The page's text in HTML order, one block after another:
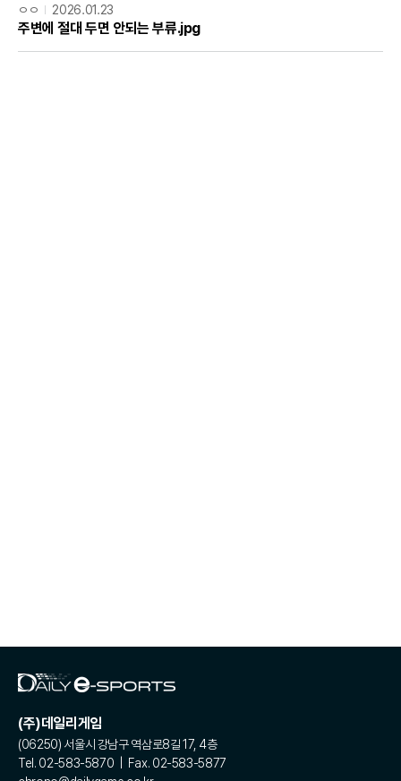
ㅇㅇ 2026.01.23
주변에 절대 두면 안되는 부류.jpg
(주)데일리게임
(06250) 서울시 강남구 역삼로8길 17, 4층
Tel. 02-583-5870 | Fax. 02-583-5877